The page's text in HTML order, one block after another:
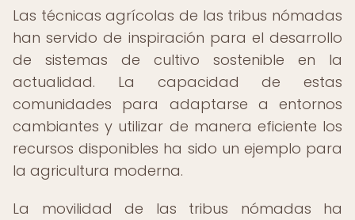
Las técnicas agrícolas de las tribus nómadas
han servido de inspiración para el desarrollo
de sistemas de cultivo sostenible en la
actualidad. La capacidad de estas
comunidades para adaptarse a entornos
cambiantes y utilizar de manera eficiente los
recursos disponibles ha sido un ejemplo para
la agricultura moderna.
La movilidad de las tribus nómadas ha